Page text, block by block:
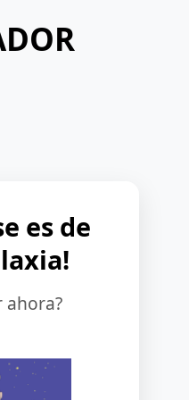
es de
ahora?